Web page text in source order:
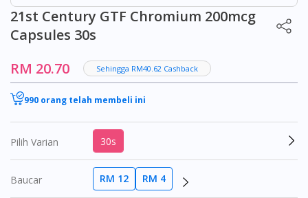
21st Century GTF Chromium 200mcg
Capsules 30s
RM 20.70
Sehingga RM40.62 Cashback
990 orang telah membeli ini
Pilih Varian 30s
Baucar RM 12 RM 4